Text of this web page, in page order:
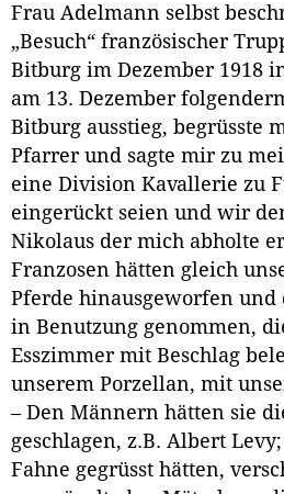
Frau Adelmann selbst
„Besuch“ französischer
Bitburg im Dezember 1918
am 13. Dezember
Bitburg ausstieg, begrüsste
Pfarrer und sagte mir zu
eine Division Kavallerie zu
eingerückt seien und wir
Nikolaus der mich abholte
Franzosen hätten gleich
Pferde hinausgeworfen und
in Benutzung genommen,
Esszimmer mit Beschlag
unserem Porzellan, mit
– Den Männern hätten sie
geschlagen, z.B. Albert
Fahne gegrüsst hätten,